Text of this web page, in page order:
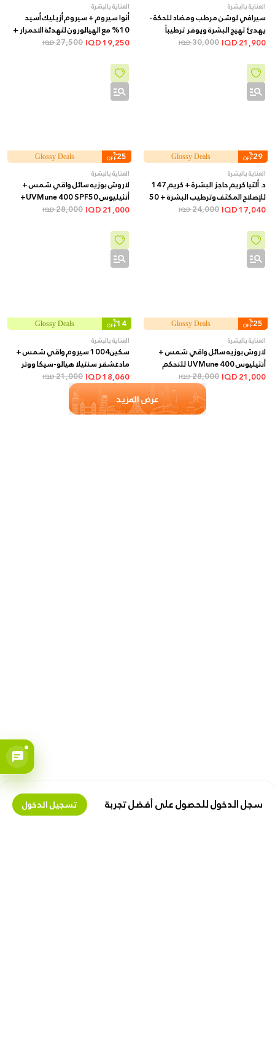
العناية بالبشرة
سيرافي لوشن مرطب ومضاد للحكة -
يهدئ تهيج البشرة ويوفر ترطيباً
طويل الأمد, 473 مل
21,900
30,000
IQD
العناية بالبشرة
أنوا سيروم + سيروم أزيليك أسيد
10% مع الهيالورون لتهدئة الاحمرار +
30 مل
19,250
27,500
IQD
29
%
OFF
Glossy Deals
العناية بالبشرة
د. ألثيا كريم حاجز البشرة + كريم 147
للإصلاح المكثف وترطيب البشرة + 50
مل
17,040
24,000
IQD
25
%
OFF
Glossy Deals
العناية بالبشرة
لاروش بوزيه سائل واقي شمس +
أنثيليوس UVMune 400 SPF50+
فلويد غير مرئي + 50 مل
21,000
28,000
IQD
25
%
OFF
Glossy Deals
العناية بالبشرة
لاروش بوزيه سائل واقي شمس +
أنثيليوس UVMune 400 للتحكم
بالزيوت SPF50+ بلمسة مطفية +
21,000
28,000
IQD
14
%
OFF
Glossy Deals
العناية بالبشرة
سكين1004 سيروم واقي شمس +
مادغشقر سنتيلا هيالو-سيكا ووتر
فيت SPF50+ + 50 مل
18,060
21,000
IQD
عرض المزيد
سجل الدخول للحصول على أفضل تجربة تسجيل الدخول